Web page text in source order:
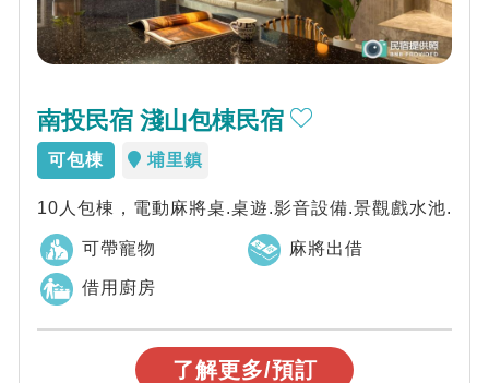
南投民宿 淺山包棟民宿
可包棟 埔里鎮
10人包棟，電動麻將桌.桌遊.影音設備.景觀戲水池.
可帶寵物 麻將出借
借用廚房
了解更多/預訂